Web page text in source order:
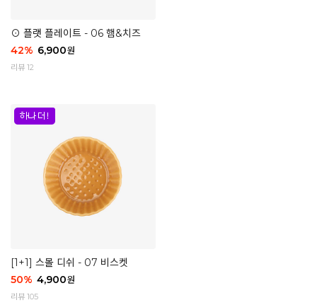
⊙ 플랫 플레이트 - 06 햄&치즈
42% 6,900원
리뷰 12
[1+1] 스몰 디쉬 - 07 비스켓
50% 4,900원
리뷰 105